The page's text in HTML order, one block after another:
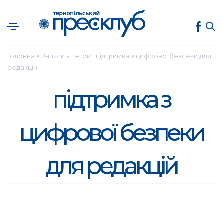
Головна ● Записи з тегом "підтримка з цифрової безпеки для
редакцій"
підтримка з
цифрової безпеки
для редакцій